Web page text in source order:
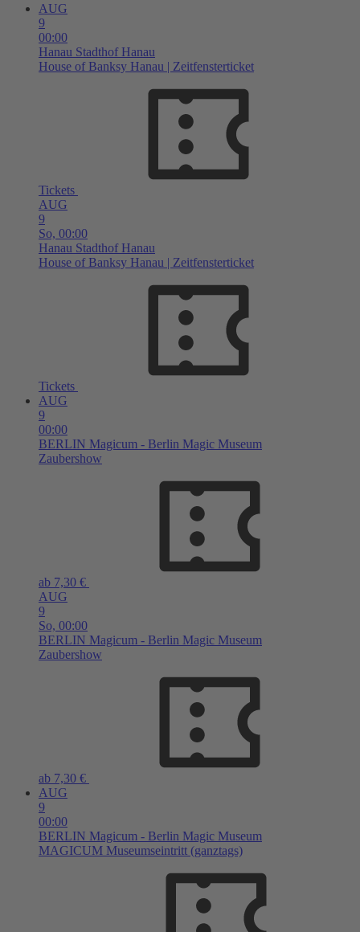
AUG
9
00:00
Hanau Stadthof Hanau
House of Banksy Hanau | Zeitfensterticket
Tickets
AUG
9
So, 00:00
Hanau Stadthof Hanau
House of Banksy Hanau | Zeitfensterticket
Tickets
AUG
9
00:00
BERLIN Magicum - Berlin Magic Museum
Zaubershow
ab 7,30 €
AUG
9
So, 00:00
BERLIN Magicum - Berlin Magic Museum
Zaubershow
ab 7,30 €
AUG
9
00:00
BERLIN Magicum - Berlin Magic Museum
MAGICUM Museumseintritt (ganztags)